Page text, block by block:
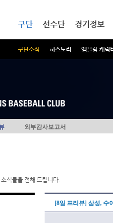
구단
구단소식 히스토리 엠블럼 캐릭
선수단 경기정보
외부감사보고서
식들을 전해 드립니다.
[8일 프리뷰] 삼성, 수